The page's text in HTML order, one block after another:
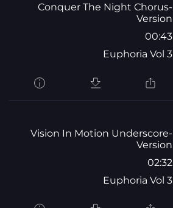
Conquer The Night Chorus-
Version
00:43
Euphoria Vol 3
Vision In Motion Underscore-
Version
02:32
Euphoria Vol 3